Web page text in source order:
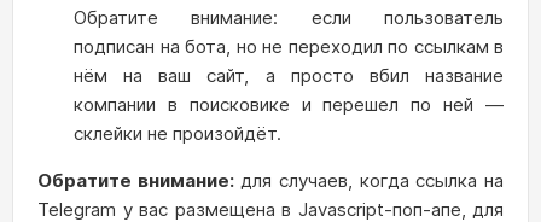
Обратите внимание: если пользователь
подписан на бота, но не переходил по ссылкам в
нём на ваш сайт, а просто вбил название
компании в поисковике и перешел по ней —
склейки не произойдёт.
Обратите внимание:для случаев, когда ссылка на
Telegram у вас размещена в Javascript-поп-апе, для